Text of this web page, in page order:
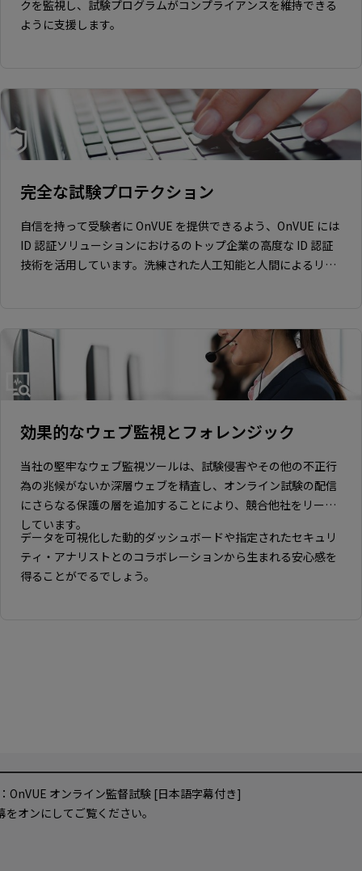
クを監視し、試験プログラムがコンプライアンスを維持できる
ように支援します。
完全な試験プロテクション
自信を持って受験者に OnVUE を提供できるよう、OnVUE には
ID 認証ソリューションにおけるのトップ企業の高度な ID 認証
技術を活用しています。洗練された人工知能と人間によるリア
効果的なウェブ監視とフォレンジック
当社の堅牢なウェブ監視ツールは、試験侵害やその他の不正行
為の兆候がないか深層ウェブを精査し、オンライン試験の配信
にさらなる保護の層を追加することにより、競合他社をリード
しています。
データを可視化した動的ダッシュボードや指定されたセキュリ
ティ・アナリストとのコラボレーションから生まれる安心感を
得ることがでるでしょう。
個人情報およびクッキーに関して
表示することにより、お客さまの閲覧データを当社のマーケティング
と分析に1年間利用することに同意したものと見なされます（クッキー
OnVUE オンライン監督試験 [日本語字幕付き]
をオンにしてご覧ください。